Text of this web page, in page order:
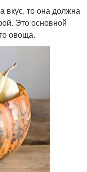
вкус, то она должна
Это основной
овоща.